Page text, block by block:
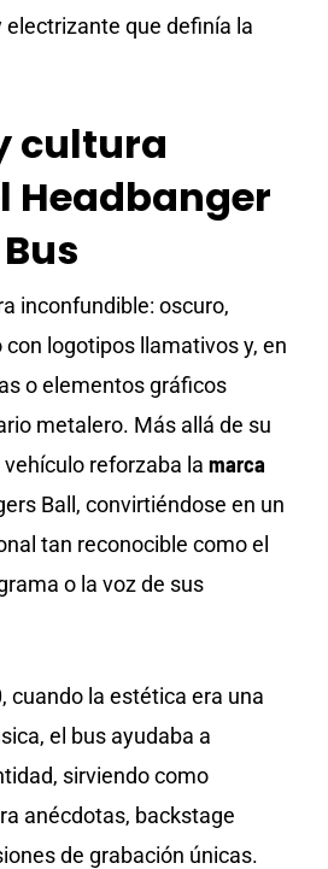
electrizante que definía la
cultura
Headbanger
inconfundible: oscuro,
logotipos llamativos y, en
o elementos gráficos
metalero. Más allá de su
reforzaba la marca
Ball, convirtiéndose en un
tan reconocible como el
o la voz de sus
cuando la estética era una
el bus ayudaba a
sirviendo como
anécdotas, backstage
de grabación únicas.